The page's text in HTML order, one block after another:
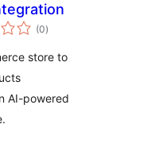
(0общо
оценки
)
store to
AI-powered